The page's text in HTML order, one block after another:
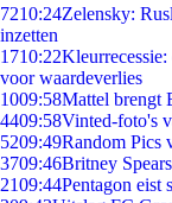
7210:24Zelensky:
inzetten
1710:22
voor waardeverlies
1009:58Mattel brengt
4409:58Vinted-foto's
5209:49Random Pics
3709:46Britney
2109:44Pentagon eist